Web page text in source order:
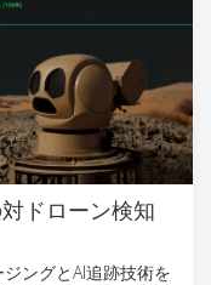
ドローン検知
ングとAI追跡技術を